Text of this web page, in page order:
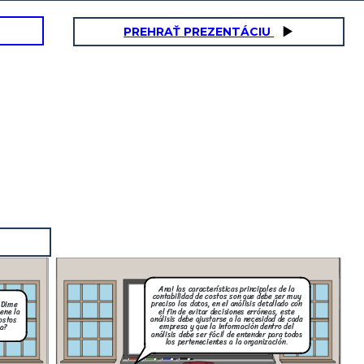
PREHRAŤ PREZENTÁCIU
la
Ana! las características principales de la
contabilidad de costos son que debe ser muy
preciso los datos, en el análisis detallado con
el fin de evitar decisiones erróneas, este
análisis debe ajustarse a la necesidad de cada
empresa y que la información dentro del
análisis debe ser fácil de entender para todos
los pertenecientes a la organización.